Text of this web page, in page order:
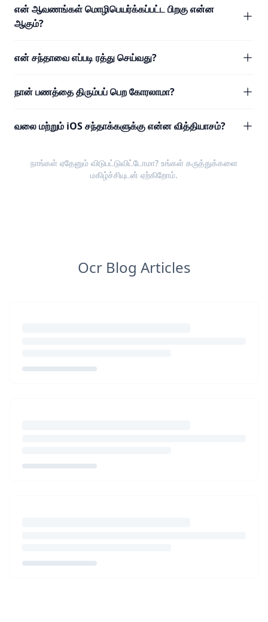
என் ஆவணங்கள் மொழிபெயர்க்கப்பட்ட பிறகு என்ன
ஆகும்?
என் சந்தாவை எப்படி ரத்து செய்வது?
நான் பணத்தை திரும்பப் பெற கோரலாமா?
வலை மற்றும் iOS சந்தாக்களுக்கு என்ன வித்தியாசம்?
நாங்கள் ஏதேனும் விடுபட்டுவிட்டோமா? உங்கள் கருத்துக்களை
மகிழ்ச்சியுடன் ஏற்கிறோம்.
Ocr Blog Articles